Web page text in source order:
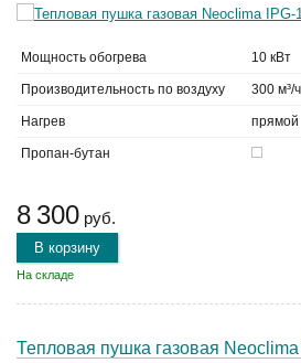
Мощность обогрева 10 кВт
Производительность по воздуху 300 м³/ч
Нагрев прямой
Пропан-бутан
8 300 руб.
В корзину
На складе
Тепловая пушка газовая